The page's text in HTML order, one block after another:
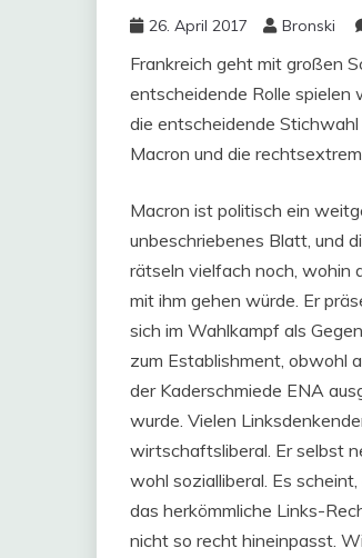
26. April 2017 Bronski
Frankreich geht mit großen
entscheidende Rolle spielen
die entscheidende
Macron und die
Macron ist politisch ein
unbeschriebenes Blatt, und
rätseln vielfach noch, wohin
mit ihm gehen würde. Er
sich im Wahlkampf als
zum Establishment, obwohl
der Kaderschmiede ENA
wurde. Vielen
wirtschaftsliberal. Er selbst
wohl sozialliberal. Es scheint,
das herkömmliche Links-
nicht so recht hineinpasst.